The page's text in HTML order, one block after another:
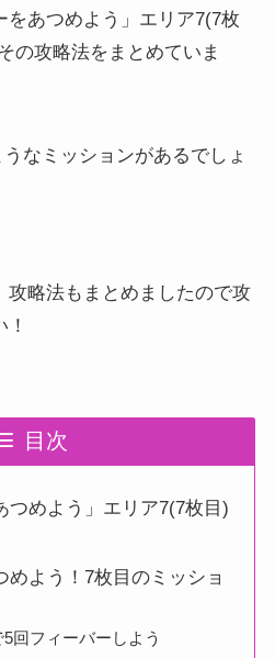
をあつめよう」エリア7(7枚
の攻略法をまとめていま
なミッションがあるでしょ
攻略法もまとめましたので攻
目次
つめよう」エリア7(7枚目)
めよう！7枚目のミッショ
回フィーバーしよう